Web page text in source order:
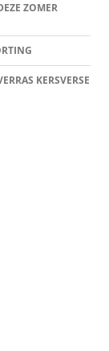
ZOMER
KERSVERSE